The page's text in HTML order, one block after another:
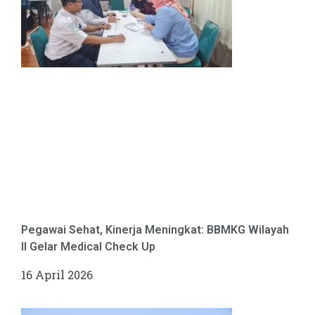
Pegawai Sehat, Kinerja Meningkat: BBMKG Wilayah
II Gelar Medical Check Up
16 April 2026